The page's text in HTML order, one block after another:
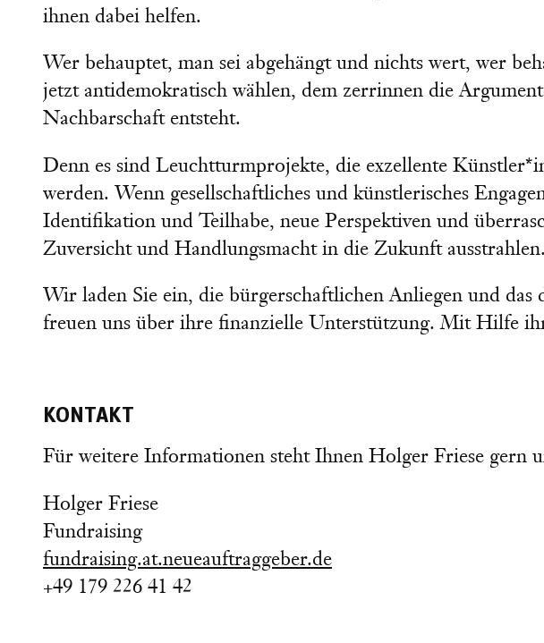
ihnen dabei helfen.
Wer behauptet, man sei abgehängt und nichts wert, wer
jetzt antidemokratisch wählen, dem zerrinnen die
Nachbarschaft entsteht.
Denn es sind Leuchtturmprojekte, die exzellente
werden. Wenn gesellschaftliches und künstlerisches
Identifikation und Teilhabe, neue Perspektiven und
Zuversicht und Handlungsmacht in die Zukunft ausstrahlen.
Wir laden Sie ein, die bürgerschaftlichen Anliegen und
freuen uns über ihre finanzielle Unterstützung. Mit Hilfe
KONTAKT
Für weitere Informationen steht Ihnen Holger Friese gern
Holger Friese
Fundraising
fundraising.at.neueauftraggeber.de
+49 179 226 41 42